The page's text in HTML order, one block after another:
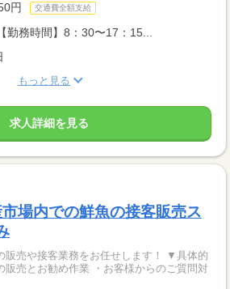
円 交通費全額支給
勤務時間】8：30〜17：15...
もっと見る
求人詳細を見る
場内での鮮魚の接客販売ス
や接客業務をお任せします！ ▼具体的
売とお勧め作業 ・お客様からのご質問対